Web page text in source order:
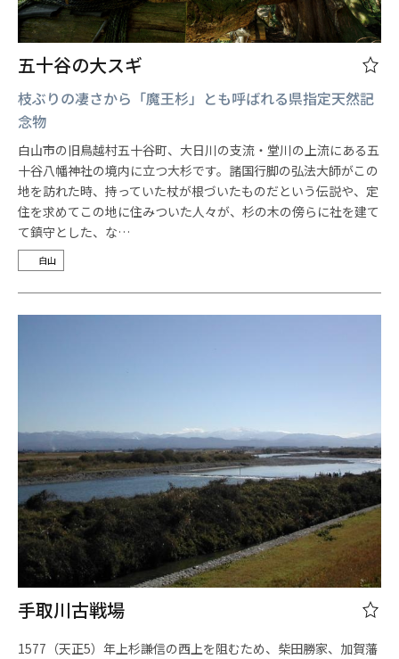
五十谷の大スギ
枝ぶりの凄さから「魔王杉」とも呼ばれる県指定天然記
念物
白山市の旧鳥越村五十谷町、大日川の支流・堂川の上流にある五
十谷八幡神社の境内に立つ大杉です。諸国行脚の弘法大師がこの
地を訪れた時、持っていた杖が根づいたものだという伝説や、定
住を求めてこの地に住みついた人々が、杉の木の傍らに社を建て
て鎮守とした、な…
白山
手取川古戦場
1577（天正5）年上杉謙信の西上を阻むため、柴田勝家、加賀藩